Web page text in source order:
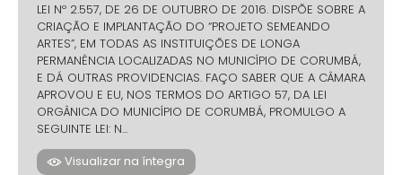
LEI Nº 2.557, DE 26 DE OUTUBRO DE 2016. DISPÕE SOBRE A
CRIAÇÃO E IMPLANTAÇÃO DO “PROJETO SEMEANDO
ARTES”, EM TODAS AS INSTITUIÇÕES DE LONGA
PERMANÊNCIA LOCALIZADAS NO MUNICÍPIO DE CORUMBÁ,
E DÁ OUTRAS PROVIDENCIAS. FAÇO SABER QUE A CÂMARA
APROVOU E EU, NOS TERMOS DO ARTIGO 57, DA LEI
ORGÂNICA DO MUNICÍPIO DE CORUMBÁ, PROMULGO A
SEGUINTE LEI: N...
Visualizar na íntegra